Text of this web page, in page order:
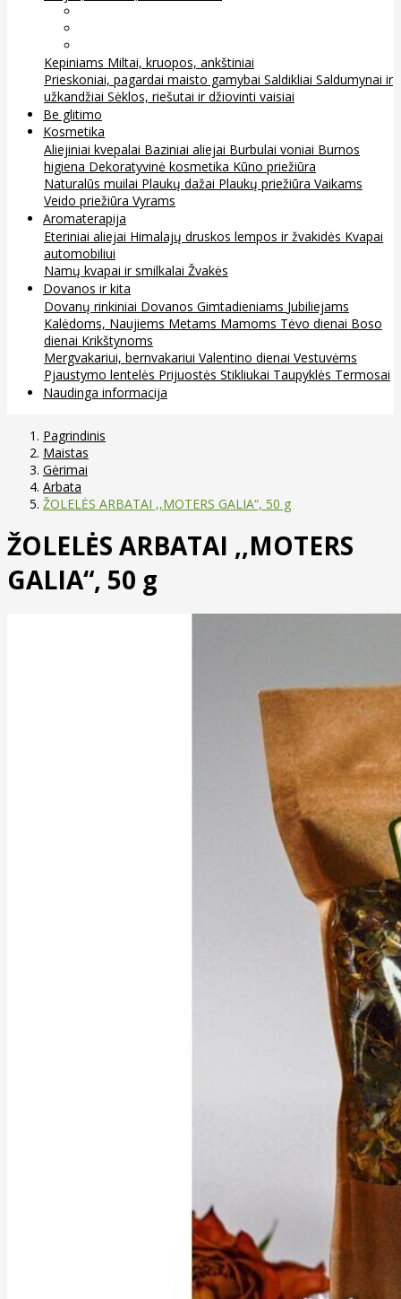
Kepiniams Miltai, kruopos, ankštiniai
Prieskoniai, pagardai maisto gamybai Saldikliai Saldumynai ir
užkandžiai Sėklos, riešutai ir džiovinti vaisiai
Be glitimo
Kosmetika
Aliejiniai kvepalai Baziniai aliejai Burbulai voniai Burnos
higiena Dekoratyvinė kosmetika Kūno priežiūra
Naturalūs muilai Plaukų dažai Plaukų priežiūra Vaikams
Veido priežiūra Vyrams
Aromaterapija
Eteriniai aliejai Himalajų druskos lempos ir žvakidės Kvapai
automobiliui
Namų kvapai ir smilkalai Žvakės
Dovanos ir kita
Dovanų rinkiniai Dovanos Gimtadieniams Jubiliejams
Kalėdoms, Naujiems Metams Mamoms Tėvo dienai Boso
dienai Krikštynoms
Mergvakariui, bernvakariui Valentino dienai Vestuvėms
Pjaustymo lentelės Prijuostės Stikliukai Taupyklės Termosai
Naudinga informacija
Pagrindinis
Maistas
Gėrimai
Arbata
ŽOLELĖS ARBATAI ,,MOTERS GALIA“, 50 g
ŽOLELĖS ARBATAI ,,MOTERS
GALIA“, 50 g